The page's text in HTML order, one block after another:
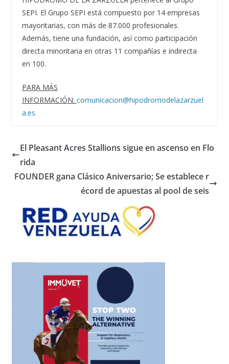
SEPI. El Grupo SEPI está compuesto por 14 empresas
mayoritarias, con más de 87.000 profesionales.
Además, tiene una fundación, así como participación
directa minoritaria en otras 11 compañías e indirecta
en 100.
PARA MÁS
INFORMACIÓN: comunicacion@hipodromodelazarzuel
a.es
El Pleasant Acres Stallions sigue en ascenso en Flo
rida
FOUNDER gana Clásico Aniversario; Se establece r
écord de apuestas al pool de seis